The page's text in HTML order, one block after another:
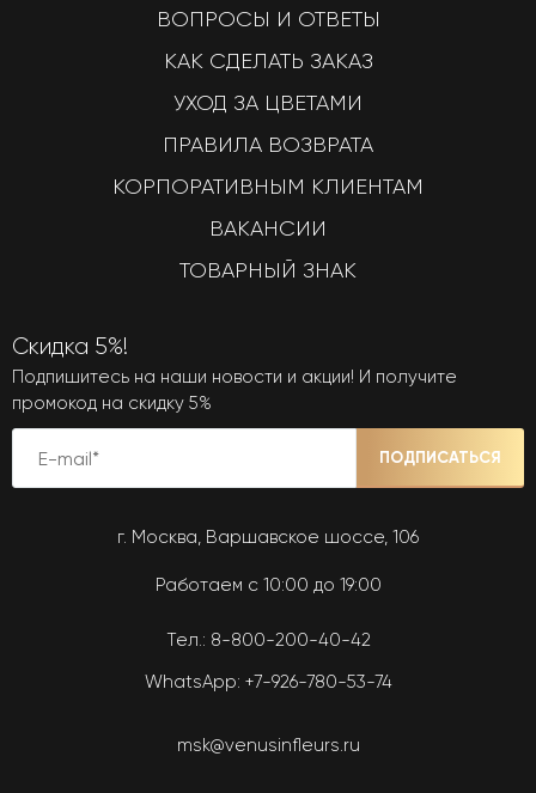
ВОПРОСЫ И ОТВЕТЫ
КАК СДЕЛАТЬ ЗАКАЗ
УХОД ЗА ЦВЕТАМИ
ПРАВИЛА ВОЗВРАТА
КОРПОРАТИВНЫМ КЛИЕНТАМ
ВАКАНСИИ
ТОВАРНЫЙ ЗНАК
Скидка 5%!
Подпишитесь на наши новости и акции! И получите
промокод на скидку 5%
ПОДПИСАТЬСЯ
г. Москва, Варшавское шоссе, 106
Работаем с 10:00 до 19:00
Тел.: 8-800-200-40-42
WhatsApp: +7-926-780-53-74
msk@venusinfleurs.ru